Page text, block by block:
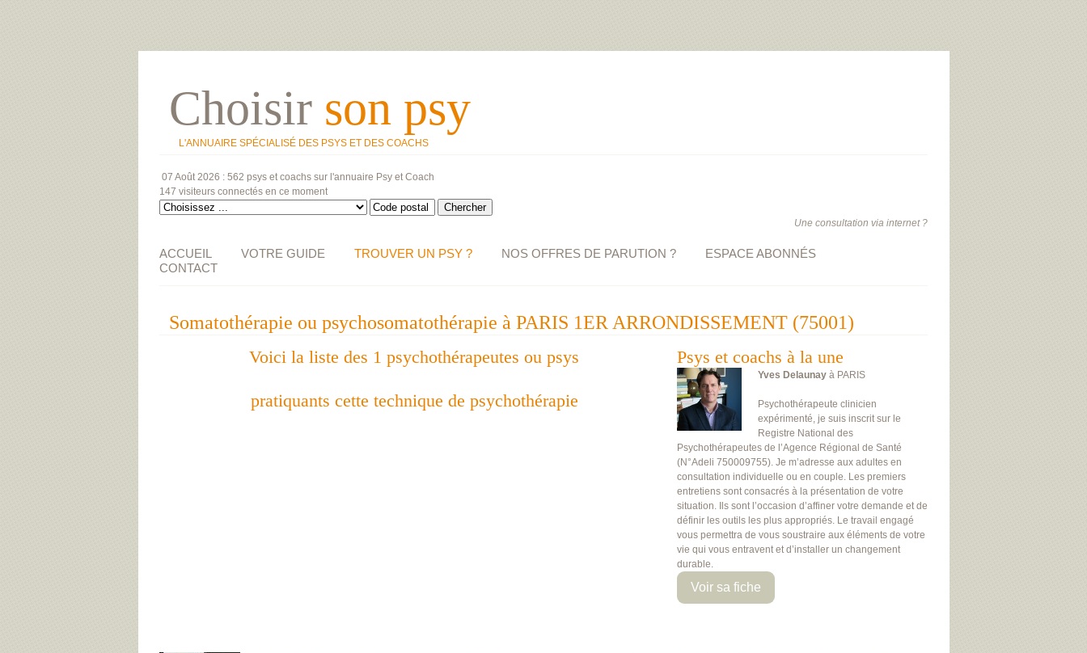
Choisir son psy
L'ANNUAIRE SPÉCIALISÉ DES PSYS ET DES COACHS
07 Août 2026 : 562 psys et coachs sur l'annuaire Psy et Coach
147 visiteurs connectés en ce moment
Une consultation via internet ?
ACCUEIL VOTRE GUIDE TROUVER UN PSY ? NOS OFFRES DE PARUTION ?
ESPACE ABONNÉS
CONTACT
Somatothérapie ou psychosomatothérapie à PARIS 1ER ARRONDISSEMENT (75001)
Voici la liste des 1 psychothérapeutes ou psys
pratiquants cette technique de psychothérapie
Psys et coachs à la une
Yves Delaunay à PARIS
Psychothérapeute clinicien
expérimenté, je suis inscrit sur le
Registre National des
Psychothérapeutes de l’Agence Régional de Santé
(N°Adeli 750009755). Je m’adresse aux adultes en
consultation individuelle ou en couple. Les premiers
entretiens sont consacrés à la présentation de votre
situation. Ils sont l’occasion d’affiner votre demande et de
définir les outils les plus appropriés. Le travail engagé
vous permettra de vous soustraire aux éléments de votre
vie qui vous entravent et d’installer un changement
durable.
Voir sa fiche